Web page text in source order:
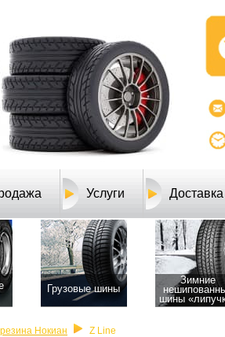
Услуги
Грузовые шины
Зимние
шины
Нокиан Z Line